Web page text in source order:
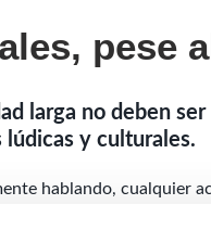
pese
larga no deben
lúdicas y culturales.
hablando, cualquier
sobre otras